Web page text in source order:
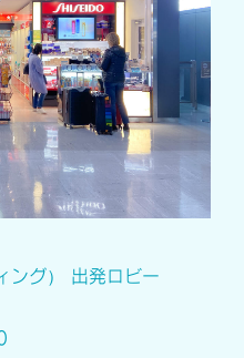
ング） 出発ロビー